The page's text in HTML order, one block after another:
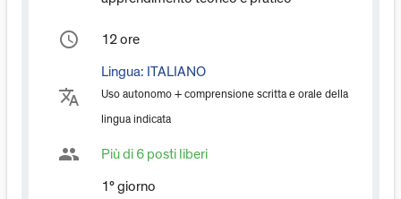
access_time 12 ore
translate
Lingua: ITALIANO
Uso autonomo + comprensione scritta e orale della
lingua indicata
group Più di 6 posti liberi
1° giorno